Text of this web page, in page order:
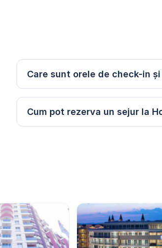
Care sunt orele de check-in
Cum pot rezerva un sejur la